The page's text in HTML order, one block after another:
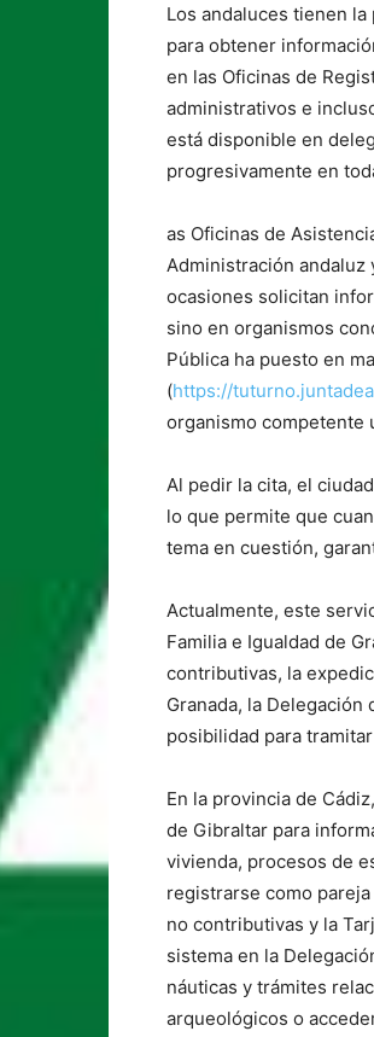
Los andaluces tienen
para obtener
en las Oficinas de
administrativos e
está disponible en
progresivamente en
as Oficinas de
Administración andaluz
ocasiones solicitan
sino en organismos
Pública ha puesto en
(https://
organismo competente
Al pedir la cita, el
lo que permite que
tema en cuestión,
Actualmente, este
Familia e Igualdad de
contributivas, la
Granada, la
posibilidad para
En la provincia de
de Gibraltar para
vivienda, procesos de
registrarse como
no contributivas y la
sistema en la
náuticas y trámites
arqueológicos o